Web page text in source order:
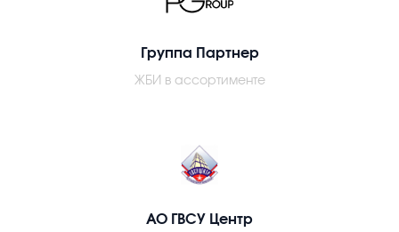
Группа Партнер
ЖБИ в ассортименте
АО ГВСУ Центр